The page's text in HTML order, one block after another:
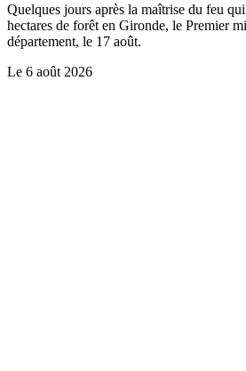
Quelques jours après la maîtrise du feu
hectares de forêt en Gironde, le Premier
département, le 17 août.
Le 6 août 2026